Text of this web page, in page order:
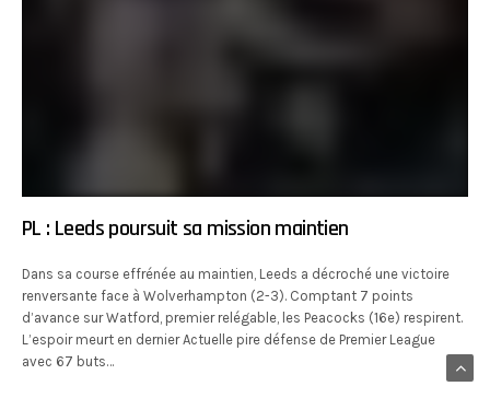
PL : Leeds poursuit sa mission maintien
Dans sa course effrénée au maintien, Leeds a décroché une victoire
renversante face à Wolverhampton (2-3). Comptant 7 points
d’avance sur Watford, premier relégable, les Peacocks (16e) respirent.
L’espoir meurt en dernier Actuelle pire défense de Premier League
avec 67 buts…